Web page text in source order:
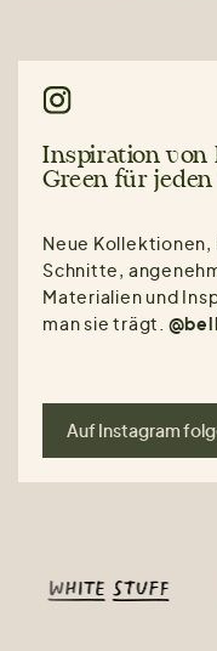
Inspiration von
Green für jeden
Neue
Schnitte,
Materialien und
man sie trägt.
Auf Instagram